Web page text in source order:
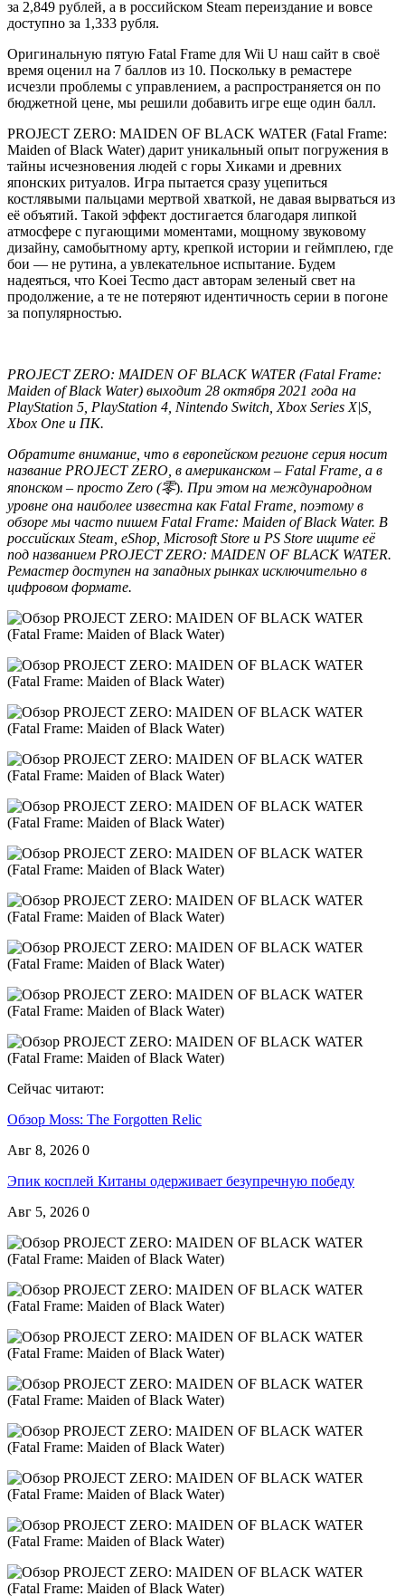
за 2,849 рублей, а в российском Steam переиздание и вовсе
доступно за 1,333 рубля.
Оригинальную пятую Fatal Frame для Wii U наш сайт в своё
время оценил на 7 баллов из 10. Поскольку в ремастере
исчезли проблемы с управлением, а распространяется он по
бюджетной цене, мы решили добавить игре еще один балл.
PROJECT ZERO: MAIDEN OF BLACK WATER (Fatal Frame:
Maiden of Black Water) дарит уникальный опыт погружения в
тайны исчезновения людей с горы Хиками и древних
японских ритуалов. Игра пытается сразу уцепиться
костлявыми пальцами мертвой хваткой, не давая вырваться из
её объятий. Такой эффект достигается благодаря липкой
атмосфере с пугающими моментами, мощному звуковому
дизайну, самобытному арту, крепкой истории и геймплею, где
бои — не рутина, а увлекательное испытание. Будем
надеяться, что Koei Tecmo даст авторам зеленый свет на
продолжение, а те не потеряют идентичность серии в погоне
за популярностью.
PROJECT ZERO: MAIDEN OF BLACK WATER (Fatal Frame:
Maiden of Black Water) выходит 28 октября 2021 года на
PlayStation 5, PlayStation 4, Nintendo Switch, Xbox Series X|S,
Xbox One и ПК.
Обратите внимание, что в европейском регионе серия носит
название PROJECT ZERO, в американском – Fatal Frame, а в
японском – просто Zero (零). При этом на международном
уровне она наиболее известна как Fatal Frame, поэтому в
обзоре мы часто пишем Fatal Frame: Maiden of Black Water. В
российских Steam, eShop, Microsoft Store и PS Store ищите её
под названием PROJECT ZERO: MAIDEN OF BLACK WATER.
Ремастер доступен на западных рынках исключительно в
цифровом формате.
Сейчас читают:
Обзор Moss: The Forgotten Relic
Авг 8, 2026 0
Эпик косплей Китаны одерживает безупречную победу
Авг 5, 2026 0